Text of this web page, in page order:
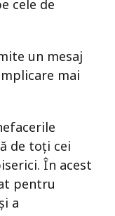
cele de
un mesaj
mai
de toți cei
În acest
pentru
a